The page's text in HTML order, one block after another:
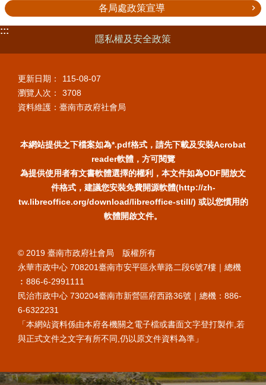
各局處政策宣導
:::
隱私權及安全政策
更新日期：
115-08-07
瀏覽人次：
3708
資料維護：臺南市政府社會局
本網站提供之下檔案如為*.pdf格式，請先下載及安裝Acrobat
reader軟體，方可閱覽
為提供使用者有文書軟體選擇的權利，本文件如為ODF開放文
件格式，建議您安裝免費開源軟體(http://zh-
tw.libreoffice.org/download/libreoffice-still/) 或以您慣用的
軟體開啟文件。
© 2019 臺南市政府社會局 版權所有
永華市政中心 708201臺南市安平區永華路二段6號7樓｜總機
︰886-6-2991111
民治市政中心 730204臺南市新營區府西路36號｜總機：886-
6-6322231
「本網站資料係由本府各機關之電子檔或書面文字登打製作,若
與正式文件之文字有所不同,仍以原文件資料為準」